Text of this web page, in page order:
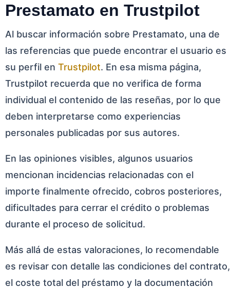
Prestamato en Trustpilot
Al buscar información sobre Prestamato, una de
las referencias que puede encontrar el usuario es
su perfil en Trustpilot. En esa misma página,
Trustpilot recuerda que no verifica de forma
individual el contenido de las reseñas, por lo que
deben interpretarse como experiencias
personales publicadas por sus autores.
En las opiniones visibles, algunos usuarios
mencionan incidencias relacionadas con el
importe finalmente ofrecido, cobros posteriores,
dificultades para cerrar el crédito o problemas
durante el proceso de solicitud.
Más allá de estas valoraciones, lo recomendable
es revisar con detalle las condiciones del contrato,
el coste total del préstamo y la documentación